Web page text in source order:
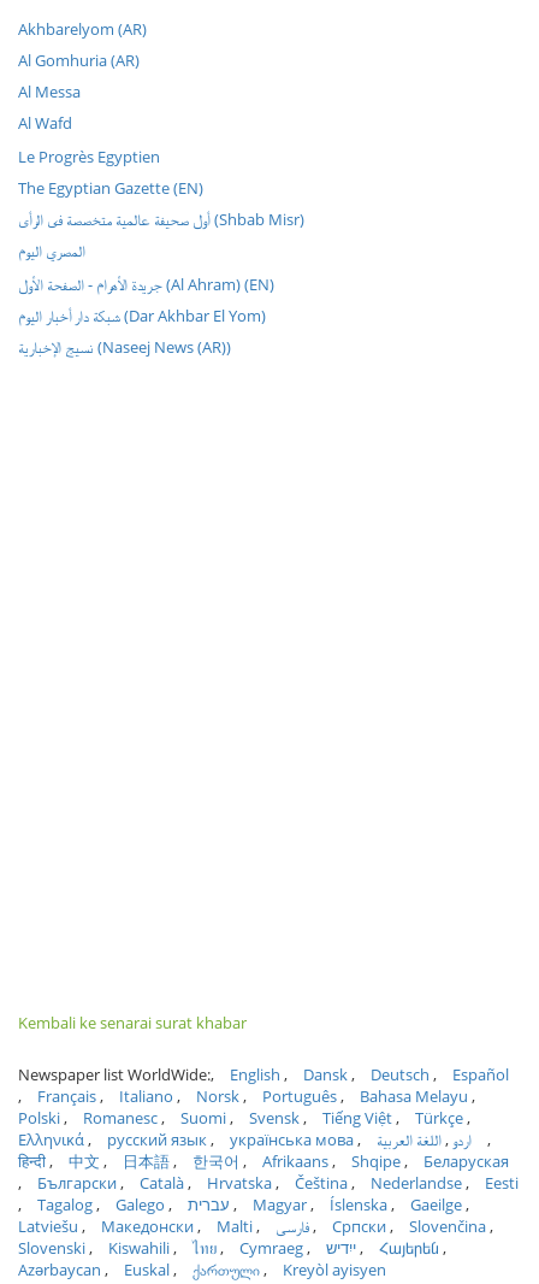
Akhbarelyom (AR)
Al Gomhuria (AR)
Al Messa
Al Wafd
Le Progrès Egyptien
The Egyptian Gazette (EN)
أول صحيفة عالمية متخصصة فى الرأى (Shbab Misr)
المصري اليوم
جريدة الأهرام - الصفحة الأول (Al Ahram) (EN)
شبكة دار أخبار اليوم (Dar Akhbar El Yom)
نسيج الإخبارية (Naseej News (AR))
Kembali ke senarai surat khabar
Newspaper list WorldWide: English Dansk Deutsch
Español
Français
Italiano Norsk Português
Bahasa Melayu
Polski
Romanesc Suomi Svensk Tiếng Việt
Türkçe
Ελληνικά
русский язык українська мова اردو اللغة العربية
हिन्दी
中文 日本語 한국어 Afrikaans Shqipe
Беларуская
Български
Català Hrvatska Čeština Nederlandse
Eesti
Tagalog
Galego עברית Magyar Íslenska
Gaeilge
Latviešu
Македонски Malti فارسی Српски
Slovenčina
Slovenski
Kiswahili ไทย Cymraeg ייִדיש
Հայերեն
Azərbaycan
Euskal ქართული Kreyòl ayisyen